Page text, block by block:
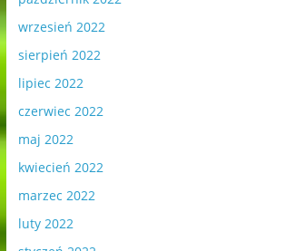
wrzesień 2022
sierpień 2022
lipiec 2022
czerwiec 2022
maj 2022
kwiecień 2022
marzec 2022
luty 2022